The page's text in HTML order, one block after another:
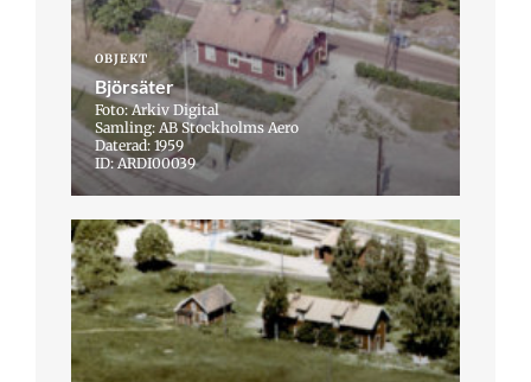
OBJEKT
Björsäter
Foto: Arkiv Digital
Samling: AB Stockholms Aero
Daterad: 1959
ID: ARDI00039